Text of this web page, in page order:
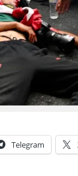
Telegram